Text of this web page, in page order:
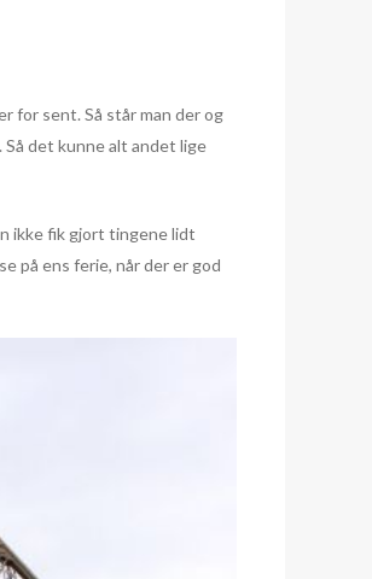
for sent. Så står man der og
det kunne alt andet lige
ikke fik gjort tingene lidt
på ens ferie, når der er god